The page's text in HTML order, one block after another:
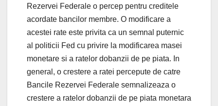
Rezervei Federale o percep pentru creditele
acordate bancilor membre. O modificare a
acestei rate este privita ca un semnal puternic
al politicii Fed cu privire la modificarea masei
monetare si a ratelor dobanzii de pe piata. In
general, o crestere a ratei percepute de catre
Bancile Rezervei Federale semnalizeaza o
crestere a ratelor dobanzii de pe piata monetara